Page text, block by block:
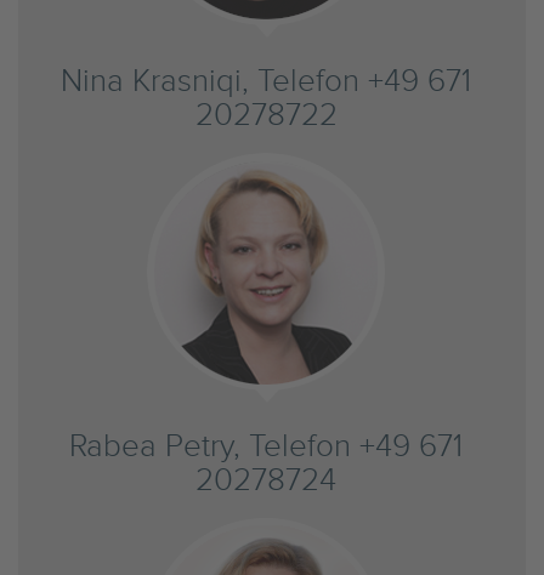
Nina Krasniqi, Telefon +49 671
20278722
Rabea Petry, Telefon +49 671
20278724